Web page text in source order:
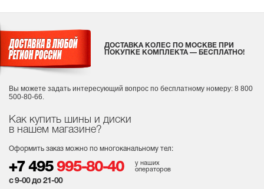
Как купить шины и диски
в нашем магазине?
Оформить заказ можно по многоканальному тел:
+7 495 995-80-40
у наших
операторов
с 9-00 до 21-00
ДОСТАВКА КОЛЕС ПО МОСКВЕ ПРИ
ПОКУПКЕ КОМПЛЕКТА — БЕСПЛАТНО!
Вы можете задать интересующий вопрос по бесплатному номеру: 8 800
500-80-66.